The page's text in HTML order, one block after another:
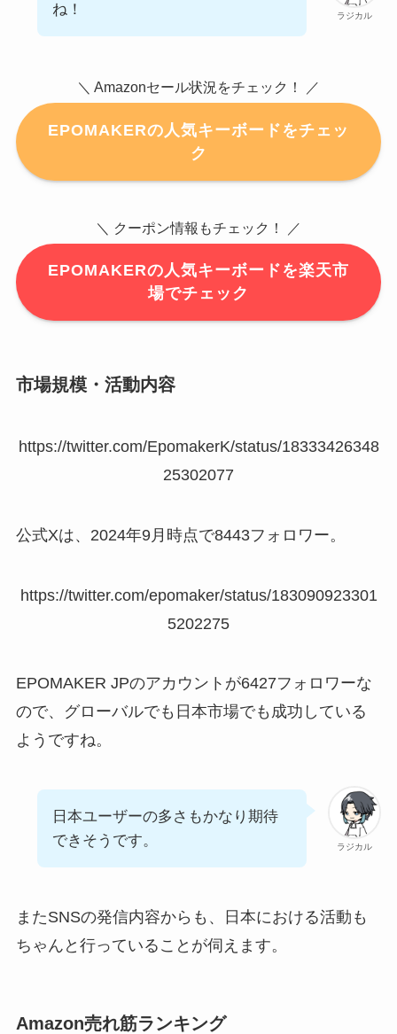
ラジカル
ね！
＼ Amazonセール状況をチェック！ ／
EPOMAKERの人気キーボードをチェッ
ク
＼ クーポン情報もチェック！ ／
EPOMAKERの人気キーボードを楽天市
場でチェック
市場規模・活動内容
https://twitter.com/EpomakerK/status/18333426348
25302077
公式Xは、2024年9月時点で8443フォロワー。
https://twitter.com/epomaker/status/183090923301
5202275
EPOMAKER JPのアカウントが6427フォロワーな
ので、グローバルでも日本市場でも成功している
ようですね。
ラジカル
日本ユーザーの多さもかなり期待
できそうです。
またSNSの発信内容からも、日本における活動も
ちゃんと行っていることが伺えます。
Amazon売れ筋ランキング